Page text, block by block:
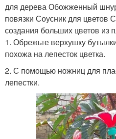
для дерева Обожженный
повязки Соусник для цветов
создания больших цветов из
1. Обрежьте верхушку
похожа на лепесток цветка.
2. С помощью ножниц для
лепестки.